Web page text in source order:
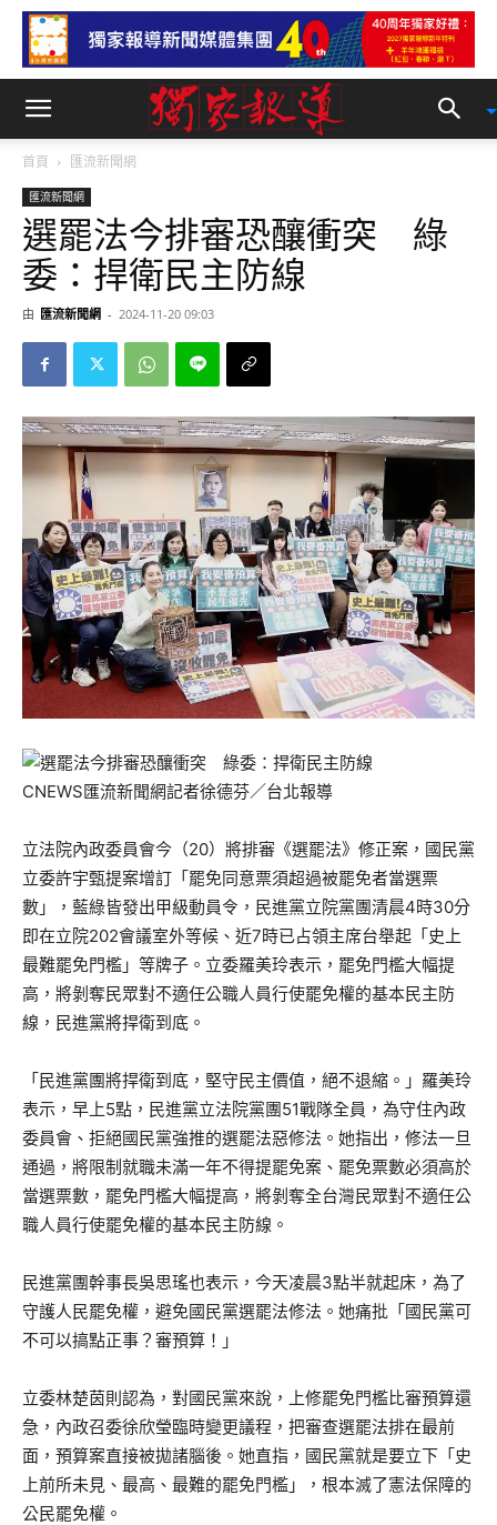
首頁 匯流新聞網
匯流新聞網
選罷法今排審恐釀衝突 綠
委：捍衛民主防線
由 匯流新聞網 - 2024-11-20 09:03
CNEWS匯流新聞網記者徐德芬／台北報導
立法院內政委員會今（20）將排審《選罷法》修正案，國民黨
立委許宇甄提案增訂「罷免同意票須超過被罷免者當選票
數」，藍綠皆發出甲級動員令，民進黨立院黨團清晨4時30分
即在立院202會議室外等候、近7時已占領主席台舉起「史上
最難罷免門檻」等牌子。立委羅美玲表示，罷免門檻大幅提
高，將剝奪民眾對不適任公職人員行使罷免權的基本民主防
線，民進黨將捍衛到底。
「民進黨團將捍衛到底，堅守民主價值，絕不退縮。」羅美玲
表示，早上5點，民進黨立法院黨團51戰隊全員，為守住內政
委員會、拒絕國民黨強推的選罷法惡修法。她指出，修法一旦
通過，將限制就職未滿一年不得提罷免案、罷免票數必須高於
當選票數，罷免門檻大幅提高，將剝奪全台灣民眾對不適任公
職人員行使罷免權的基本民主防線。
民進黨團幹事長吳思瑤也表示，今天凌晨3點半就起床，為了
守護人民罷免權，避免國民黨選罷法修法。她痛批「國民黨可
不可以搞點正事？審預算！」
立委林楚茵則認為，對國民黨來說，上修罷免門檻比審預算還
急，內政召委徐欣瑩臨時變更議程，把審查選罷法排在最前
面，預算案直接被拋諸腦後。她直指，國民黨就是要立下「史
上前所未見、最高、最難的罷免門檻」，根本滅了憲法保障的
公民罷免權。